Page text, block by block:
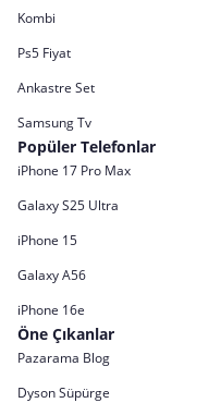
Kombi
Ps5 Fiyat
Ankastre Set
Samsung Tv
Popüler Telefonlar
iPhone 17 Pro Max
Galaxy S25 Ultra
iPhone 15
Galaxy A56
iPhone 16e
Öne Çıkanlar
Pazarama Blog
Dyson Süpürge